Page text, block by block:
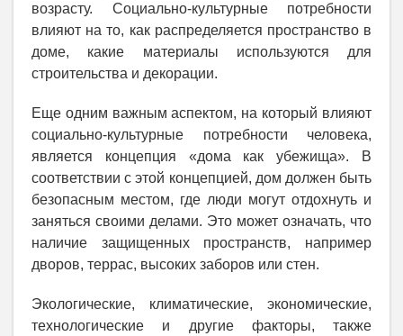
возрасту. Социально-культурные потребности
влияют на то, как распределяется пространство в
доме, какие материалы используются для
строительства и декорации.
Еще одним важным аспектом, на который влияют
социально-культурные потребности человека,
является концепция «дома как убежища». В
соответствии с этой концепцией, дом должен быть
безопасным местом, где люди могут отдохнуть и
заняться своими делами. Это может означать, что
наличие защищенных пространств, например
дворов, террас, высоких заборов или стен.
Экологические, климатические, экономические,
технологические и другие факторы, также